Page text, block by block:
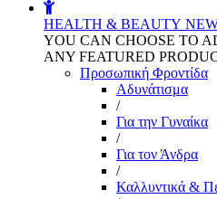
HEALTH & BEAUTY
YOU CAN CHOOSE TO
ANY FEATURED
Προσωπική Φροντίδα
Αδυνάτισμα
/
Για την Γυναίκα
/
Για τον Άνδρα
/
Καλλυντικά &